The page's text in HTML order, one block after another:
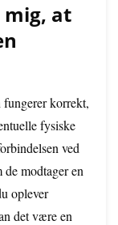
mig, at
korrekt,
fysiske
ved
modtager en
oplever
det være en